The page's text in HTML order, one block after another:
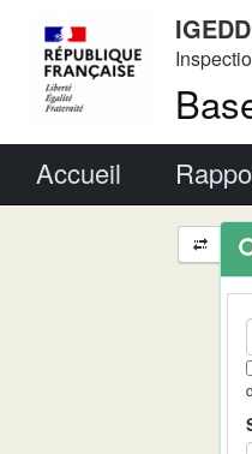
IGEDD
Accueil
et